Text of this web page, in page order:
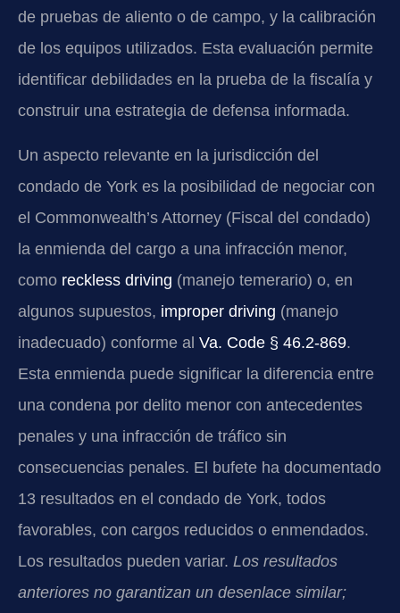
de pruebas de aliento o de campo, y la calibración
de los equipos utilizados. Esta evaluación permite
identificar debilidades en la prueba de la fiscalía y
construir una estrategia de defensa informada.
Un aspecto relevante en la jurisdicción del
condado de York es la posibilidad de negociar con
el Commonwealth’s Attorney (Fiscal del condado)
la enmienda del cargo a una infracción menor,
como reckless driving (manejo temerario) o, en
algunos supuestos, improper driving (manejo
inadecuado) conforme al Va. Code § 46.2-869.
Esta enmienda puede significar la diferencia entre
una condena por delito menor con antecedentes
penales y una infracción de tráfico sin
consecuencias penales. El bufete ha documentado
13 resultados en el condado de York, todos
favorables, con cargos reducidos o enmendados.
Los resultados pueden variar. Los resultados
anteriores no garantizan un desenlace similar;